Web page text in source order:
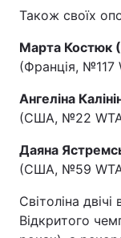
Також своїх
Марта Костюк
(Франція, №117
Ангеліна
(США, №22
Даяна
(США, №59
Світоліна
Відкритого